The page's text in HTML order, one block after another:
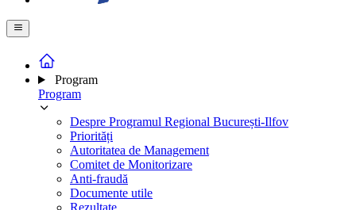
Program
Program
Despre Programul Regional București-Ilfov
Priorități
Autoritatea de Management
Comitet de Monitorizare
Anti-fraudă
Documente utile
Rezultate